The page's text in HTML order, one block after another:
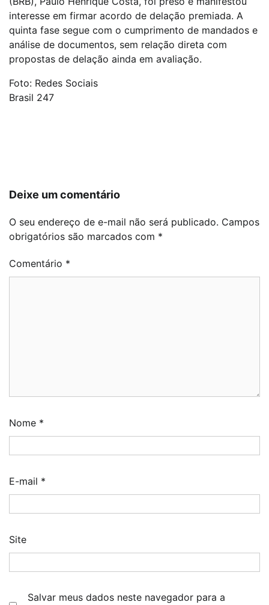
interesse em firmar acordo de delação premiada. A
quinta fase segue com o cumprimento de mandados e
análise de documentos, sem relação direta com
propostas de delação ainda em avaliação.
Foto: Redes Sociais
Brasil 247
Deixe um comentário
O seu endereço de e-mail não será publicado. Campos
obrigatórios são marcados com *
Comentário *
Nome *
E-mail *
Site
Salvar meus dados neste navegador para a